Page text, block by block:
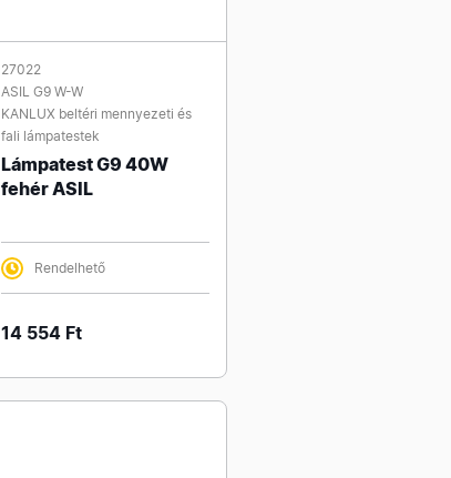
27022
ASIL G9 W-W
KANLUX beltéri mennyezeti és
fali lámpatestek
Lámpatest G9 40W
fehér ASIL
Rendelhető
14 554 Ft